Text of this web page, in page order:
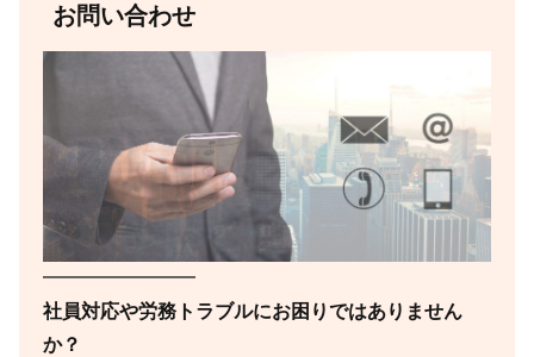
お問い合わせ
━━━━━━━━
社員対応や労務トラブルにお困りではありません
か？